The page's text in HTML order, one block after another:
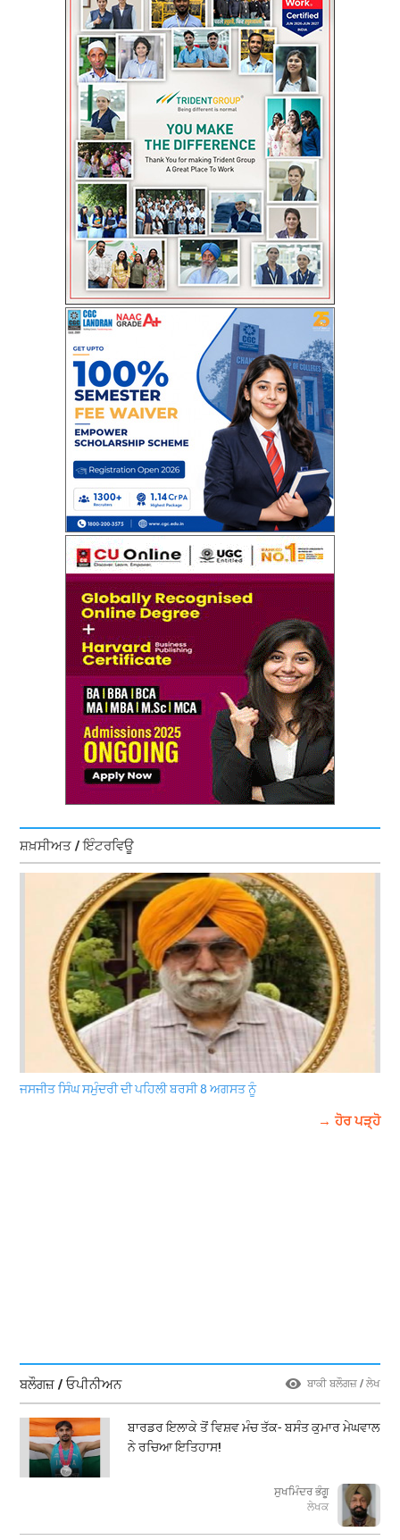
ਸ਼ਖ਼ਸੀਅਤ / ਇੰਟਰਵਿਊ
ਜਸਜੀਤ ਸਿੰਘ ਸਮੁੰਦਰੀ ਦੀ ਪਹਿਲੀ ਬਰਸੀ 8 ਅਗਸਤ ਨੂੰ
→ ਹੋਰ ਪੜ੍ਹੋ
ਬਲੌਗਜ਼ / ਓਪੀਨੀਅਨ ਬਾਕੀ ਬਲੌਗਜ਼ / ਲੇਖ
ਬਾਰਡਰ ਇਲਾਕੇ ਤੋਂ ਵਿਸ਼ਵ ਮੰਚ ਤੱਕ- ਬਸੰਤ ਕੁਮਾਰ ਮੇਘਵਾਲ
ਨੇ ਰਚਿਆ ਇਤਿਹਾਸ!
ਸੁਖਮਿੰਦਰ ਭੰਗੂ
ਲੇਖਕ